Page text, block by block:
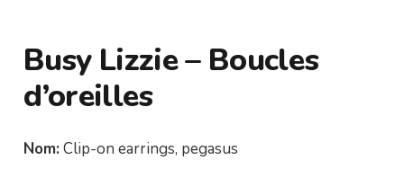
Busy Lizzie – Boucles
d’oreilles
Nom: Clip-on earrings, pegasus